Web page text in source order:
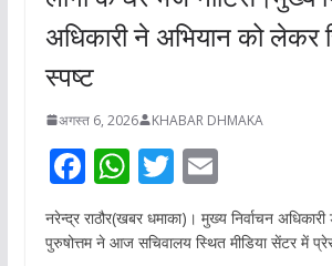
अधिकारी ने अभियान को लेकर
स्पष्ट
अगस्त 6, 2026 KHABAR DHMAKA
F
ac
e
W
h
at
T
w
itt
E
m
ai
नरेन्द्र राठौर(खबर धमाका)। मुख्य निर्वाचन अधिकारी
पुरुषोत्तम ने आज सचिवालय स्थित मीडिया सेंटर में